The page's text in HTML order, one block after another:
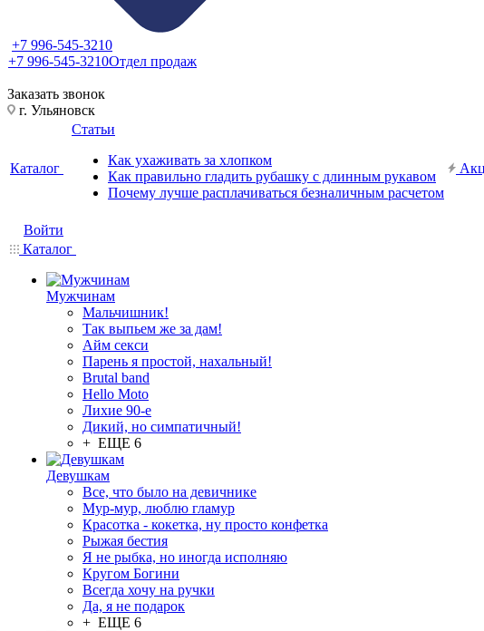
+7 996-545-3210
+7 996-545-3210Отдел продаж
Заказать звонок
г. Ульяновск
Каталог
Статьи
Как ухаживать за хлопком
Как правильно гладить рубашку с длинным рукавом
Почему лучше расплачиваться безналичным расчетом
Войти
Каталог
Мужчинам
Мальчишник!
Так выпьем же за дам!
Айм секси
Парень я простой, нахальный!
Brutal band
Hello Moto
Лихие 90-е
Дикий, но симпатичный!
+ ЕЩЕ 6
Девушкам
Все, что было на девичнике
Мур-мур, люблю гламур
Красотка - кокетка, ну просто конфетка
Рыжая бестия
Я не рыбка, но иногда исполняю
Кругом Богини
Всегда хочу на ручки
Да, я не подарок
+ ЕЩЕ 6